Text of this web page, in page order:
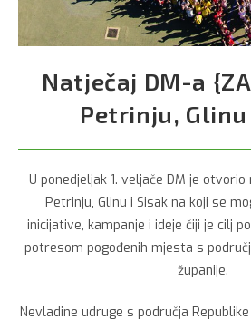
Natječaj DM-a
Petrinju, Glinu
U ponedjeljak 1. veljače DM je otvorio
Petrinju, Glinu i Sisak na koji se
inicijative, kampanje i ideje čiji je cilj
potresom pogođenih mjesta s
županije.
Nevladine udruge s područja